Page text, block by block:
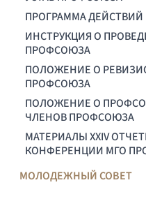
ПРОГРАММА ДЕЙСТВИЙ
ИНСТРУКЦИЯ О
ПРОФСОЮЗА
ПОЛОЖЕНИЕ О
ПРОФСОЮЗА
ПОЛОЖЕНИЕ О
ЧЛЕНОВ ПРОФСОЮЗА
МАТЕРИАЛЫ XXIV
КОНФЕРЕНЦИИ МГО
МОЛОДЕЖНЫЙ СОВЕТ